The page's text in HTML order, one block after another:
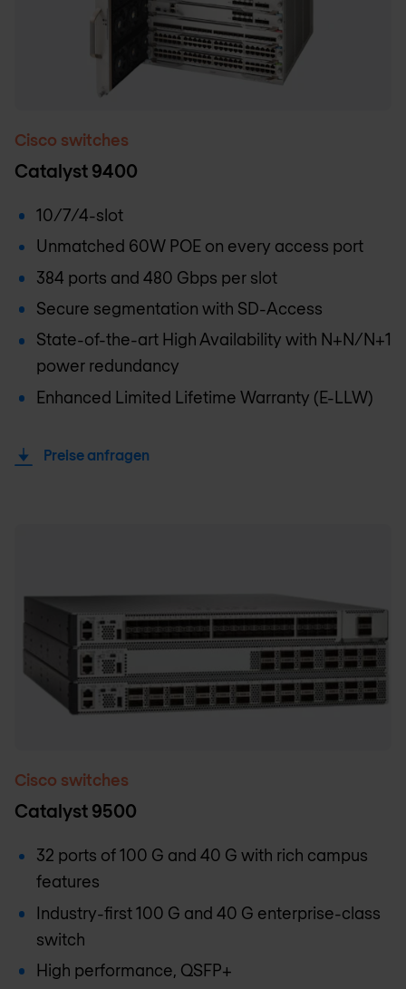
Cisco switches
Catalyst 9400
10/7/4-slot
Unmatched 60W POE on every access port
384 ports and 480 Gbps per slot
Secure segmentation with SD-Access
State-of-the-art High Availability with N+N/N+1
power redundancy
Enhanced Limited Lifetime Warranty (E-LLW)
Preise anfragen
Cisco switches
Catalyst 9500
32 ports of 100 G and 40 G with rich campus
features
Industry-first 100 G and 40 G enterprise-class
switch
High performance, QSFP+